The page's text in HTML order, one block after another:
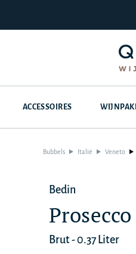
ACCESSOIRES
Bubbels Italië Veneto
Bedin
Brut - 0.37 Liter